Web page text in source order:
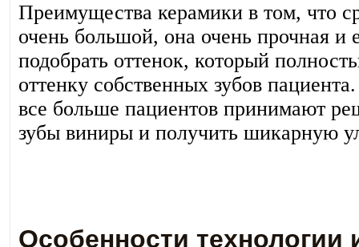
Преимущества керамики в том, что
очень большой, она очень прочная и
подобрать оттенок, который
оттенку собственных зубов
все больше пациентов принимают
зубы виниры и получить шикарную
Особенности технологии